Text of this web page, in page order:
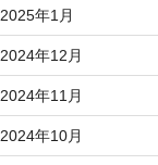
2025年1月
2024年12月
2024年11月
2024年10月